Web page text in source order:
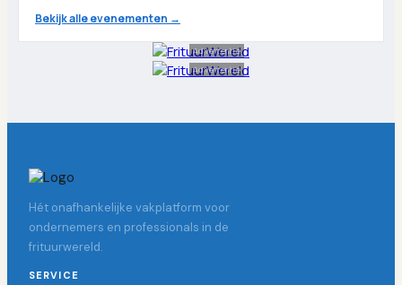
Bekijk alle evenementen →
Advertentie
Advertentie
Hét onafhankelijke vakplatform voor
ondernemers en professionals in de
frituurwereld.
SERVICE